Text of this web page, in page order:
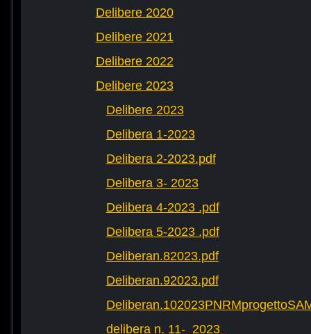
Delibere 2020
Delibere 2021
Delibere 2022
Delibere 2023
Delibere 2023
Delibera 1-2023
Delibera 2-2023.pdf
Delibera 3- 2023
Delibera 4-2023 .pdf
Delibera 5-2023 .pdf
Deliberan.82023.pdf
Deliberan.92023.pdf
delibera n. 11-_2023_